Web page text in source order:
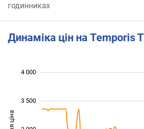
годинниках
Динаміка цін на Temporis
4 000
3 500